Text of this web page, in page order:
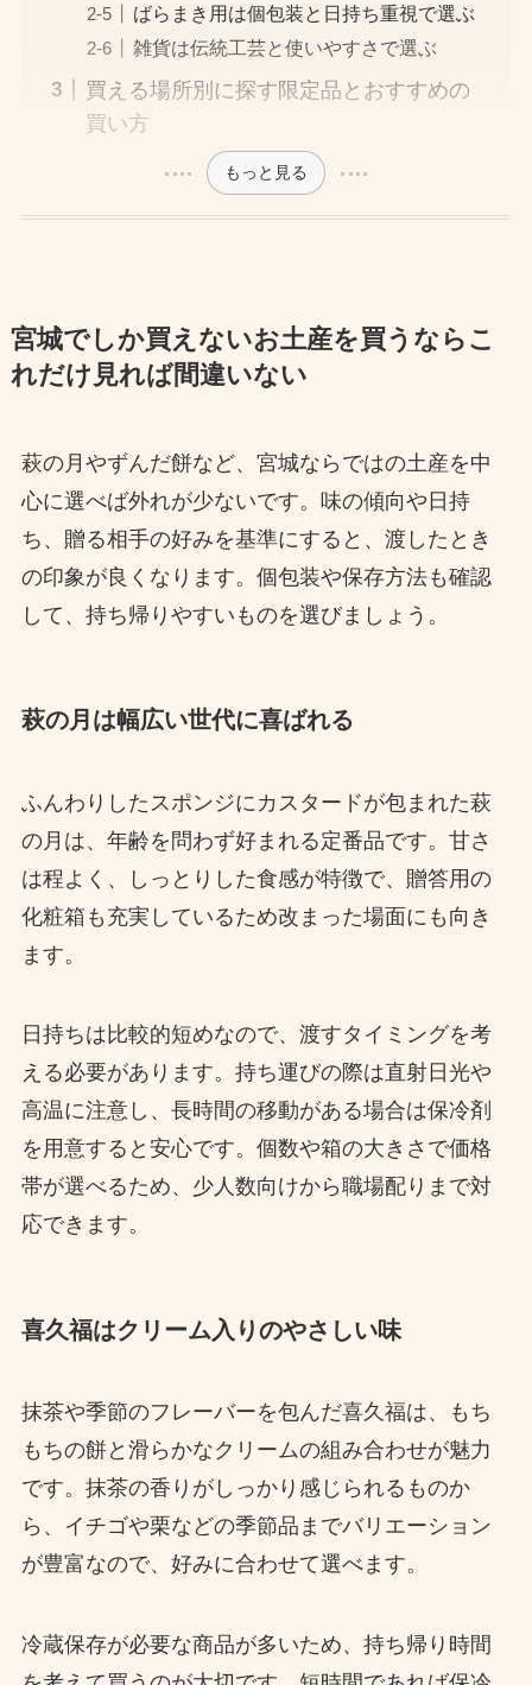
ばらまき用は個包装と日持ち重視で選ぶ
雑貨は伝統工芸と使いやすさで選ぶ
買える場所別に探す限定品とおすすめの
買い方
もっと見る
宮城でしか買えないお土産を買うならこ
れだけ見れば間違いない
萩の月やずんだ餅など、宮城ならではの土産を中
心に選べば外れが少ないです。味の傾向や日持
ち、贈る相手の好みを基準にすると、渡したとき
の印象が良くなります。個包装や保存方法も確認
して、持ち帰りやすいものを選びましょう。
萩の月は幅広い世代に喜ばれる
ふんわりしたスポンジにカスタードが包まれた萩
の月は、年齢を問わず好まれる定番品です。甘さ
は程よく、しっとりした食感が特徴で、贈答用の
化粧箱も充実しているため改まった場面にも向き
ます。
日持ちは比較的短めなので、渡すタイミングを考
える必要があります。持ち運びの際は直射日光や
高温に注意し、長時間の移動がある場合は保冷剤
を用意すると安心です。個数や箱の大きさで価格
帯が選べるため、少人数向けから職場配りまで対
応できます。
喜久福はクリーム入りのやさしい味
抹茶や季節のフレーバーを包んだ喜久福は、もち
もちの餅と滑らかなクリームの組み合わせが魅力
です。抹茶の香りがしっかり感じられるものか
ら、イチゴや栗などの季節品までバリエーション
が豊富なので、好みに合わせて選べます。
冷蔵保存が必要な商品が多いため、持ち帰り時間